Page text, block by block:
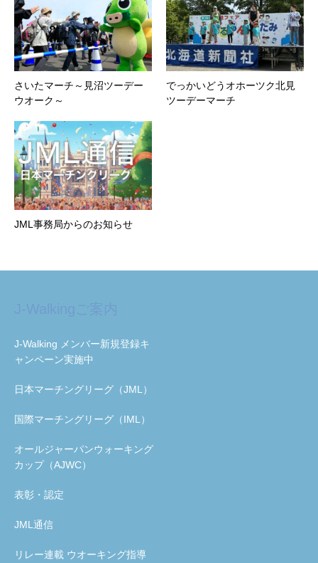
さいたマーチ～見沼ツーデー
ウオーク～
でっかいどうオホーツク北見
ツーデーマーチ
JML事務局からのお知らせ
J-Walking メンバー新規登録キ
ャンペーン実施中
日本マーチングリーグ（JML）
国際マーチングリーグ（IML）
オールジャーパンウォーキング
カップ（AJWC）
表彰・認定
JML通信
リレー連載 ウオーキング指導